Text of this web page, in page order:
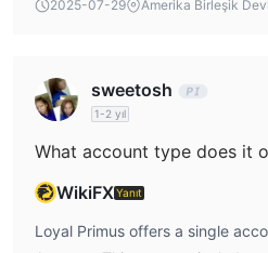
2025-07-29
Amerika Birleşik
sweetosh
1-2 yıl
What account type does it
WikiFXYanıt
Loyal Primus offers a single